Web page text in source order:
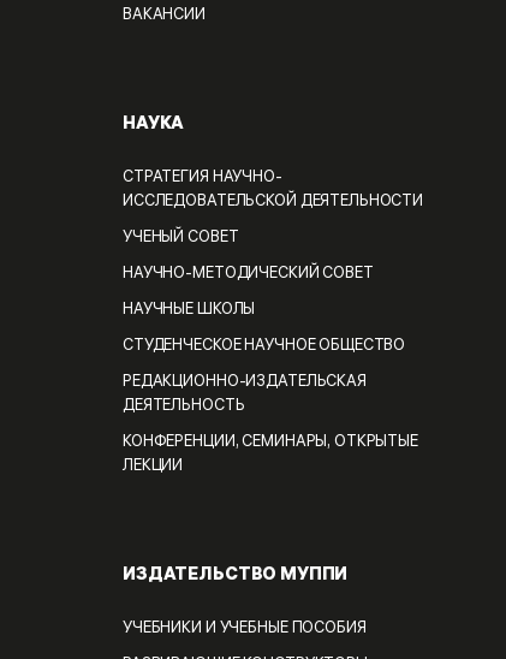
ВАКАНСИИ
НАУКА
СТРАТЕГИЯ НАУЧНО-
ИССЛЕДОВАТЕЛЬСКОЙ ДЕЯТЕЛЬНОСТИ
УЧЕНЫЙ СОВЕТ
НАУЧНО-МЕТОДИЧЕСКИЙ СОВЕТ
НАУЧНЫЕ ШКОЛЫ
СТУДЕНЧЕСКОЕ НАУЧНОЕ ОБЩЕСТВО
РЕДАКЦИОННО-ИЗДАТЕЛЬСКАЯ
ДЕЯТЕЛЬНОСТЬ
КОНФЕРЕНЦИИ, СЕМИНАРЫ, ОТКРЫТЫЕ
ЛЕКЦИИ
ИЗДАТЕЛЬСТВО МУППИ
УЧЕБНИКИ И УЧЕБНЫЕ ПОСОБИЯ